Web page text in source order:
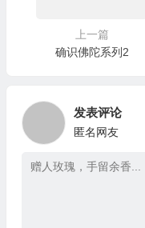
上一篇
确识佛陀系列2
发表评论
匿名网友